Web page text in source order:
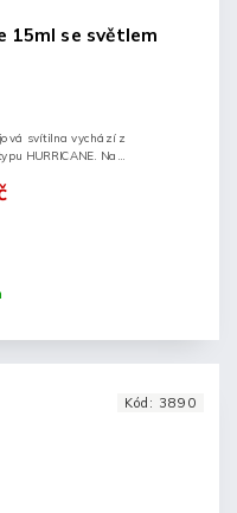
15ml se světlem
Na
Kód: 3890